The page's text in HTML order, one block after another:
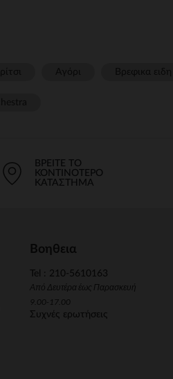
ΒΡΕΊΤΕ ΤΟ
ΚΟΝΤΙΝΌΤΕΡΟ
ΚΑΤΆΣΤΗΜΑ
Βοηθεια
Tel : 210-5610163
Από Δευτέρα έως Παρασκευή
9.00-17.00
Συχνές ερωτήσεις